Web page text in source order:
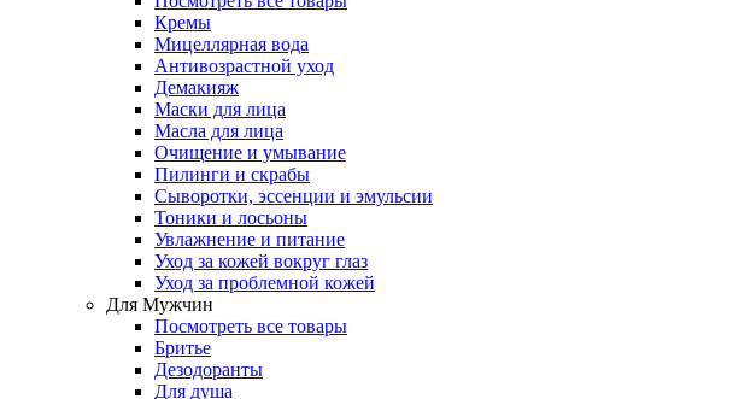
Кремы
Мицеллярная вода
Антивозрастной уход
Демакияж
Маски для лица
Масла для лица
Очищение и умывание
Пилинги и скрабы
Сыворотки, эссенции и эмульсии
Тоники и лосьоны
Увлажнение и питание
Уход за кожей вокруг глаз
Уход за проблемной кожей
Для Мужчин
Посмотреть все товары
Бритье
Дезодоранты
Для душа